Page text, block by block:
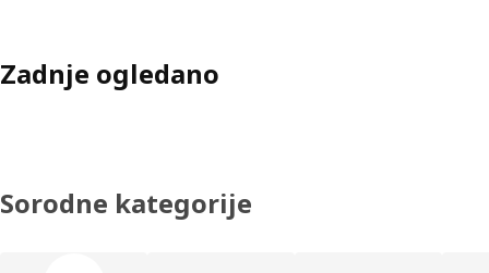
Zadnje ogledano
Sorodne kategorije